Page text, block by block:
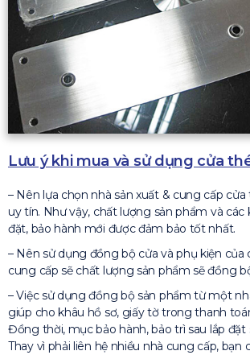
Lưu ý khi mua và sử dụng cửa
– Nên lựa chọn nhà sản xuất & cung cấp
uy tín. Như vậy, chất lượng sản phẩm và các
đặt, bảo hành mới được đảm bảo tốt nhất.
– Nên sử dụng đồng bộ cửa và phụ kiện
cung cấp sẽ chất lượng sản phẩm sẽ đồng
– Việc sử dụng đồng bộ sản phẩm từ một
giúp cho khâu hồ sơ, giấy tờ trong thanh
Đồng thời, mục bảo hành, bảo trì sau lắp đặt
Thay vì phải liên hệ nhiều nhà cung cấp, bạn